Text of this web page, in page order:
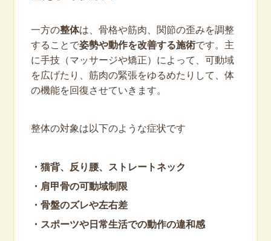
一方の整体は、骨格や筋肉、関節の歪みを調整
することで姿勢や動作を改善する施術です。主
に手技（マッサージや矯正）によって、可動域
を広げたり、筋肉の緊張をゆるめたりして、体
の機能を回復させていきます。
整体の対象は以下のような症状です
・猫背、反り腰、ストレートネック
・肩甲骨の可動域制限
・骨盤のズレや左右差
・スポーツや日常生活での動作の違和感